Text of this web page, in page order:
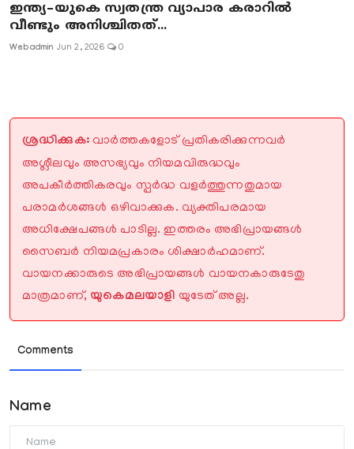
ഇന്ത്യ–യുകെ സ്വതന്ത്ര വ്യാപാര കരാറിൽ
വീണ്ടും അനിശ്ചിതത്...
Webadmin Jun 2, 2026 0
ശ്രദ്ധിക്കുക: വാർത്തകളോട് പ്രതികരിക്കുന്നവർ
അശ്ലീലവും അസഭ്യവും നിയമവിരുദ്ധവും
അപകീർത്തികരവും സ്പർദ്ധ വളർത്തുന്നതുമായ
പരാമർശങ്ങൾ ഒഴിവാക്കുക. വ്യക്തിപരമായ
അധിക്ഷേപങ്ങൾ പാടില്ല. ഇത്തരം അഭിപ്രായങ്ങൾ
സൈബർ നിയമപ്രകാരം ശിക്ഷാർഹമാണ്.
വായനക്കാരുടെ അഭിപ്രായങ്ങൾ വായനകാരുടേതു
മാത്രമാണ്, യുകെമലയാളി യുടേത് അല്ല.
Comments
Name